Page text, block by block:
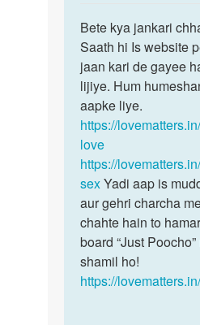
to
SEx
by
Sanju
kavre
Bete
kya
jankari
chhaiye…
Bete kya jankari
Saath hi Is website
jaan kari de gayee
lijiye. Hum
aapke liye.
https://
love
https://
sexYadi aap is
aur gehri charcha
chahte hain to
board “Just
shamil ho!
https://